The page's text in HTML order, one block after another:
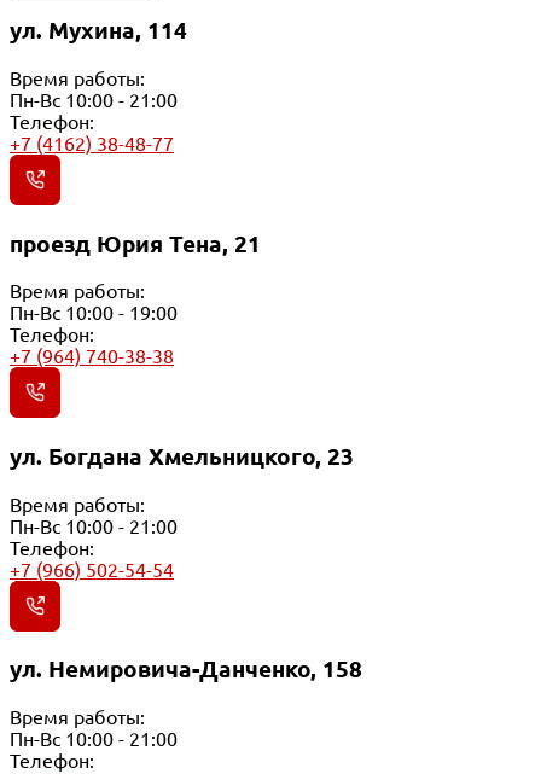
ул. Мухина, 114
Время работы:
Пн-Вс 10:00 - 21:00
Телефон:
+7 (4162) 38-48-77
проезд Юрия Тена, 21
Время работы:
Пн-Вс 10:00 - 19:00
Телефон:
+7 (964) 740-38-38
ул. Богдана Хмельницкого, 23
Время работы:
Пн-Вс 10:00 - 21:00
Телефон:
+7 (966) 502-54-54
ул. Немировича-Данченко, 158
Время работы:
Пн-Вс 10:00 - 21:00
Телефон: